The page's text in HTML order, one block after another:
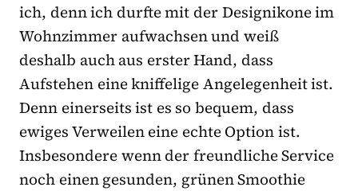
ich, denn ich durfte mit der Designikone im
Wohnzimmer aufwachsen und weiß
deshalb auch aus erster Hand, dass
Aufstehen eine kniffelige Angelegenheit ist.
Denn einerseits ist es so bequem, dass
ewiges Verweilen eine echte Option ist.
Insbesondere wenn der freundliche Service
noch einen gesunden, grünen Smoothie